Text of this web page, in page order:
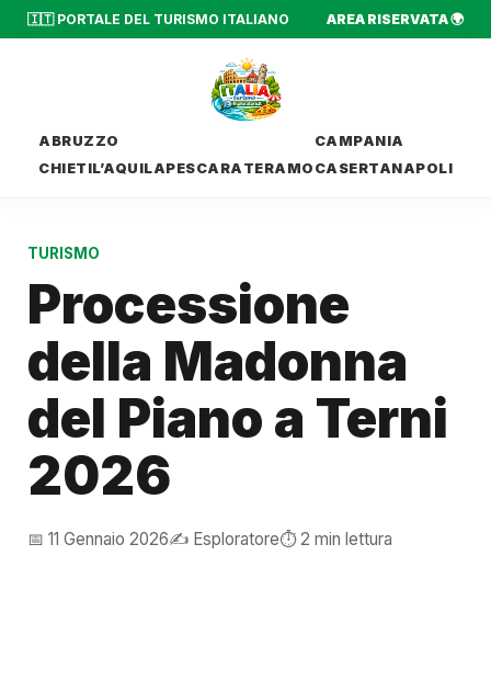
🇮🇹 PORTALE DEL TURISMO ITALIANO AREA RISERVATA 🌍
ABRUZZO
CHIETIL’AQUILAPESCARA TERAMO
CAMPANIA
CASERTANAPOLI
TURISMO
Processione
della Madonna
del Piano a Terni
2026
📅 11 Gennaio 2026✍️ Esploratore⏱️ 2 min lettura